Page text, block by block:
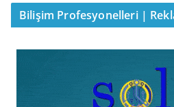
Bilişim Profesyonelleri |